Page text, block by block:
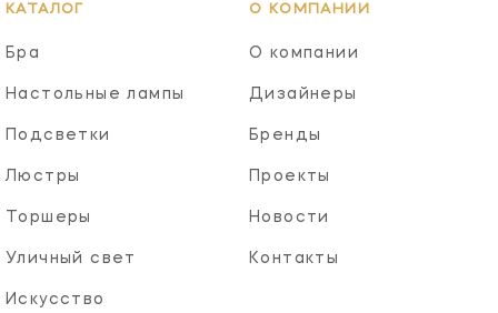
КАТАЛОГ
Бра
Настольные лампы
Подсветки
Люстры
Торшеры
Уличный свет
Искусство
О КОМПАНИИ
О компании
Дизайнеры
Бренды
Проекты
Новости
Контакты